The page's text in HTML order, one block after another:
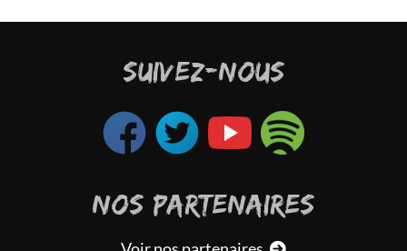
SUIVEZ-NOUS
NOS PARTENAIRES